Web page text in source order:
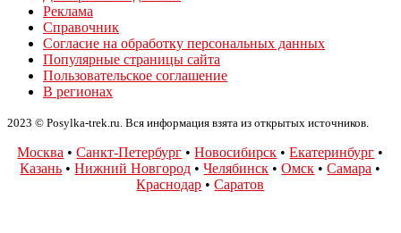
Реклама
Справочник
Согласие на обработку персональных данных
Популярные страницы сайта
Пользовательское соглашение
В регионах
2023 © Posylka-trek.ru. Вся информация взята из открытых источников.
Москва •Санкт-Петербург •Новосибирск •Екатеринбург •
Казань •Нижний Новгород •Челябинск •Омск •Самара •
Краснодар •Саратов